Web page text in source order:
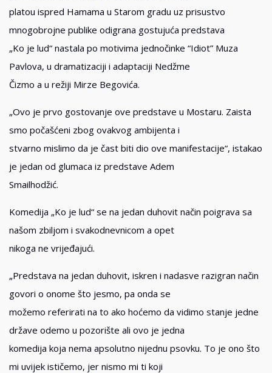
platou ispred Hamama u Starom gradu uz prisustvo
mnogobrojne publike odigrana gostujuća predstava
„Ko je lud“ nastala po motivima jednočinke “Idiot” Muza
Pavlova, u dramatizaciji i adaptaciji Nedžme
Čizmo a u režiji Mirze Begovića.
„Ovo je prvo gostovanje ove predstave u Mostaru. Zaista
smo počašćeni zbog ovakvog ambijenta i
stvarno mislimo da je čast biti dio ove manifestacije“, istakao
je jedan od glumaca iz predstave Adem
Smailhodžić.
Komedija „Ko je lud“ se na jedan duhovit način poigrava sa
našom zbiljom i svakodnevnicom a opet
nikoga ne vrijeđajući.
„Predstava na jedan duhovit, iskren i nadasve razigran način
govori o onome što jesmo, pa onda se
možemo referirati na to ako hoćemo da vidimo stanje jedne
države odemo u pozorište ali ovo je jedna
komedija koja nema apsolutno nijednu psovku. To je ono što
mi uvijek ističemo, jer nismo mi ti koji